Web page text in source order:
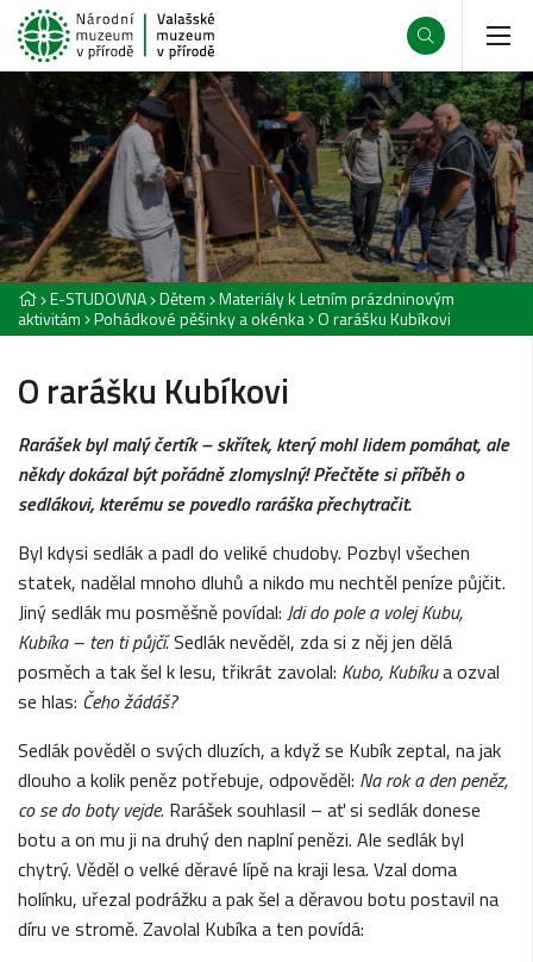
E-STUDOVNA Dětem Materiály k Letním prázdninovým
aktivitám Pohádkové pěšinky a okénka O rarášku Kubíkovi
O rarášku Kubíkovi
Rarášek byl malý čertík – skřítek, který mohl lidem pomáhat, ale
někdy dokázal být pořádně zlomyslný! Přečtěte si příběh o
sedlákovi, kterému se povedlo raráška přechytračit.
Byl kdysi sedlák a padl do veliké chudoby. Pozbyl všechen
statek, nadělal mnoho dluhů a nikdo mu nechtěl peníze půjčit.
Jiný sedlák mu posměšně povídal: Jdi do polea volej Kubu,
Kubíka – ten ti půjčí.Sedlák nevěděl, zda si z něj jen dělá
posměch a tak šel k lesu, třikrát zavolal: Kubo, Kubíkua ozval
se hlas: Čeho žádáš?
Sedlák pověděl o svých dluzích, a když se Kubík zeptal, na jak
dlouho a kolik peněz potřebuje, odpověděl: Na rok a den peněz,
co se do boty vejde. Rarášek souhlasil – ať si sedlák donese
botu a on mu ji na druhý den naplní penězi. Ale sedlák byl
chytrý. Věděl o velké děravé lípě na kraji lesa. Vzal doma
holínku, uřezal podrážku a pak šel a děravou botu postavil na
díru ve stromě. Zavolal Kubíka a ten povídá: